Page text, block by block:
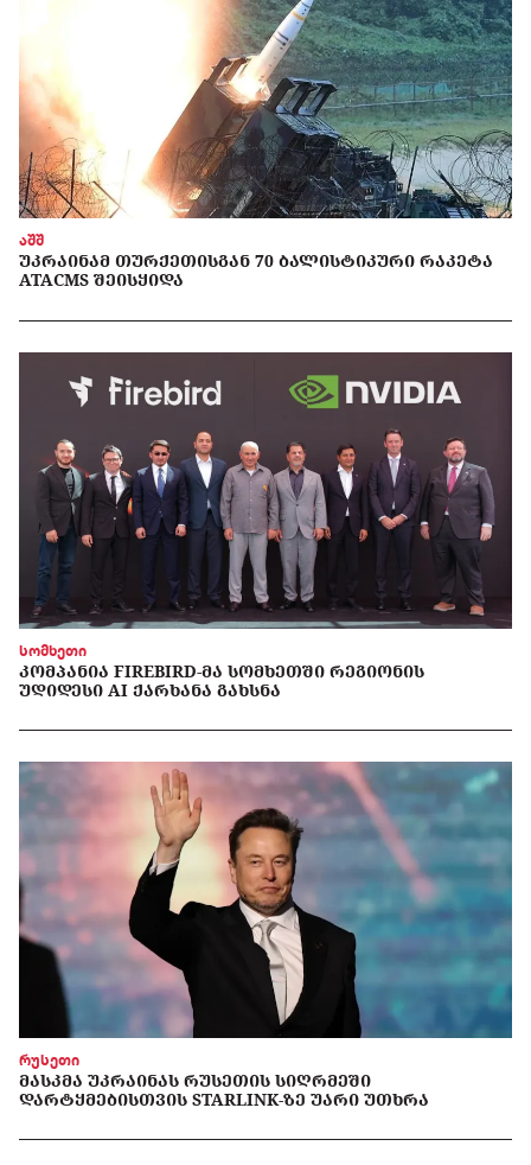
აშშ
ᲣᲙᲠᲐᲘᲜᲐᲛ ᲗᲣᲠᲥᲔᲗᲘᲡᲒᲐᲜ 70 ᲑᲐᲚᲘᲡᲢᲘᲙᲣᲠᲘ ᲠᲐᲙᲔᲢᲐ
ATACMS ᲨᲔᲘᲡᲧᲘᲓᲐ
სომხეთი
ᲙᲝᲛᲞᲐᲜᲘᲐ FIREBIRD-ᲛᲐ ᲡᲝᲛᲮᲔᲗᲨᲘ ᲠᲔᲒᲘᲝᲜᲘᲡ
ᲣᲓᲘᲓᲔᲡᲘ AI ᲥᲐᲠᲮᲐᲜᲐ ᲒᲐᲮᲡᲜᲐ
რუსეთი
ᲛᲐᲡᲙᲛᲐ ᲣᲙᲠᲐᲘᲜᲐᲡ ᲠᲣᲡᲔᲗᲘᲡ ᲡᲘᲦᲠᲛᲔᲨᲘ
ᲓᲐᲠᲢᲧᲛᲔᲑᲘᲡᲗᲕᲘᲡ STARLINK-ᲖᲔ ᲣᲐᲠᲘ ᲣᲗᲮᲠᲐ